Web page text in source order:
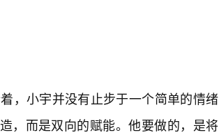
，小宇并没有止步于一个简单的情绪
，而是双向的赋能。他要做的，是将